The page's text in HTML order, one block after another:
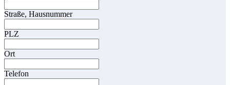
Straße, Hausnummer
PLZ
Ort
Telefon